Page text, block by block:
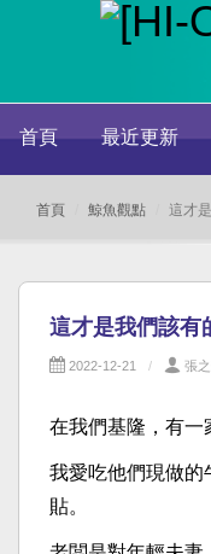
首頁 最近更新
首頁 鯨魚觀點 這才
這才是我們該有
2022-12-21 張
在我們基隆，有一
我愛吃他們現做的
貼。